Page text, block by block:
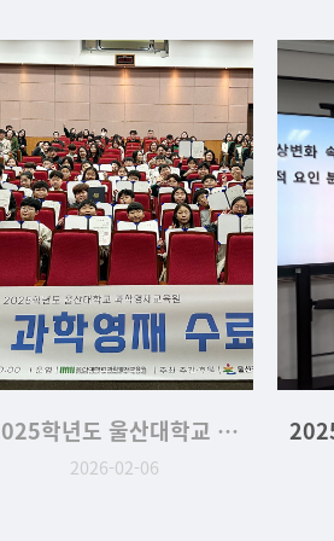
2025학년도 초등사사발표회
2025-12-17